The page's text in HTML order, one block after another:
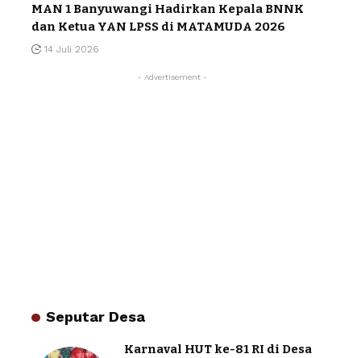
MAN 1 Banyuwangi Hadirkan Kepala BNNK
dan Ketua YAN LPSS di MATAMUDA 2026
14 Juli 2026
- Advertisement -
Seputar Desa
Karnaval HUT ke-81 RI di Desa